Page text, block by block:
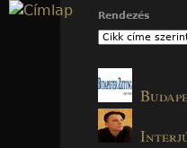
Jump
Rendezés